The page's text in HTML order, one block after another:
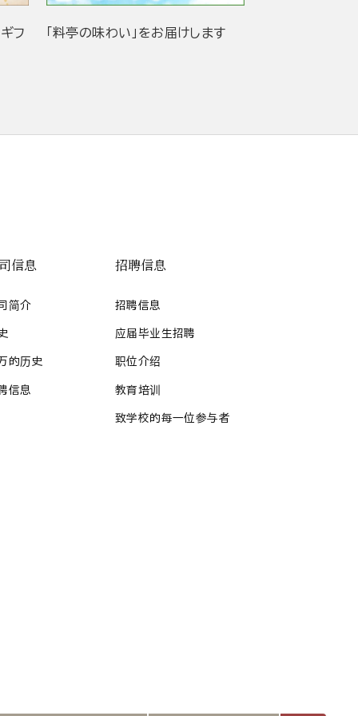
フ 「料亭の味わい」をお届けします
信息
简介
的历史
信息
招聘信息
招聘信息
应届毕业生招聘
职位介绍
教育培训
致学校的每一位参与者